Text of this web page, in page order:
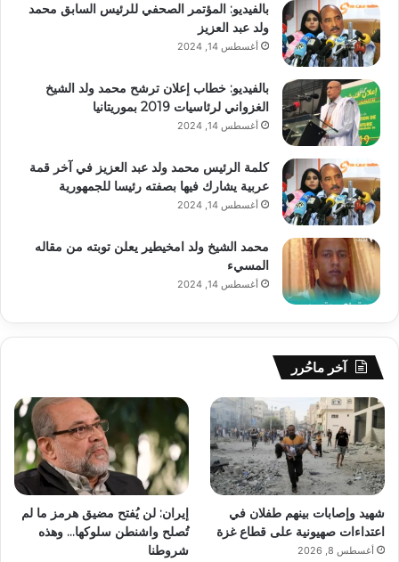
بالفيديو: المؤتمر الصحفي للرئيس السابق محمد
ولد عبد العزيز
أغسطس 14, 2024
بالفيديو: خطاب إعلان ترشح محمد ولد الشيخ
الغزواني لرئاسيات 2019 بموريتانيا
أغسطس 14, 2024
كلمة الرئيس محمد ولد عبد العزيز في آخر قمة
عربية يشارك فيها بصفته رئيسا للجمهورية
أغسطس 14, 2024
محمد الشيخ ولد امخيطير يعلن توبته من مقاله
المسيء
أغسطس 14, 2024
آخر ماحُرر
شهيد وإصابات بينهم طفلان في
اعتداءات صهيونية على قطاع غزة
أغسطس 8, 2026
إيران: لن يُفتح مضيق هرمز ما لم
تُصلح واشنطن سلوكها… وهذه
شروطنا